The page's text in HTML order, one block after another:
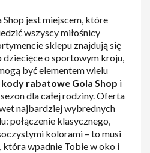
jest miejscem, które
wszyscy miłośnicy
sklepu znajdują się
dziecięce o sportowym kroju,
być elementem wielu
kody rabatowe Gola Shop i
dla całej rodziny. Oferta
najbardziej wybrednych
połączenie klasycznego,
kolorami – to musi
która wpadnie Tobie w oko i